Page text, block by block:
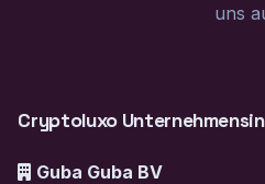
uns
Cryptoluxo
Guba Guba BV